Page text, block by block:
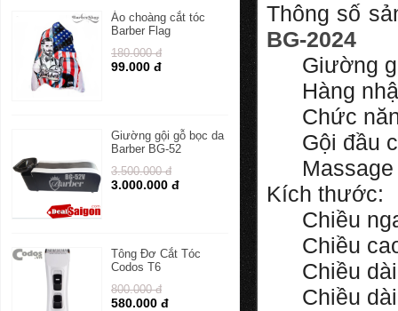
Áo choàng cắt tóc
Barber Flag
180.000 đ
99.000 đ
Giường gội gỗ bọc da
Barber BG-52
3.500.000 đ
3.000.000 đ
Tông Đơ Cắt Tóc
Codos T6
800.000 đ
580.000 đ
Thông số
BG-2024
Giường
Hàng
Chức
Gội đầu
Kích thước:
Chiều
Chiều
Chiều
Chiều